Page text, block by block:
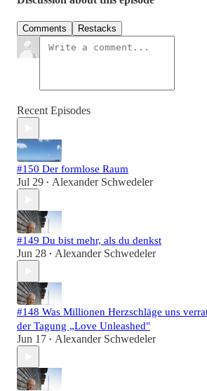
Comments Restacks
Recent Episodes
#150 Der formlose Raum
Jul 29 • Alexander Schwedeler
#149 Du bist mehr, als du denkst
Jun 28 • Alexander Schwedeler
#148 Was Millionen Herzschläge uns
der Tagung „Love Unleashed"
Jun 17 • Alexander Schwedeler